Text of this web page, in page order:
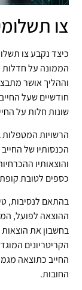
צו
כיצד נקבע צו
הממונה על חדלות
וההליך אושר
חודשיים שעל
שונות חלות על
הרשויות
הכנסותיו של
והוצאותיו
כספים לטובת
בהתאם לנסיבות,
ההוצאה לפועל,
בחשבון את הוצאות
הקריטריונים
החייב כתוצאה
החובות.